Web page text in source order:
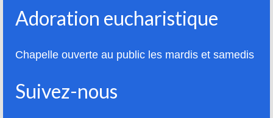
Adoration eucharistique
Chapelle ouverte au public les mardis et samedis
Suivez-nous